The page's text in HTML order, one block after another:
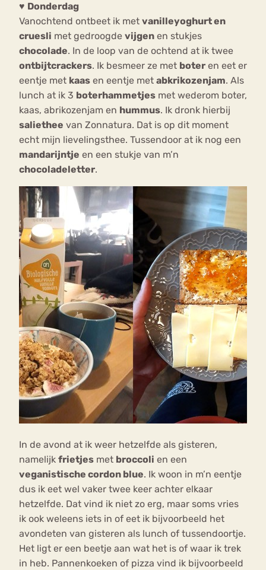
♥ Donderdag
Vanochtend ontbeet ik met vanilleyoghurt en
cruesli met gedroogde vijgen en stukjes
chocolade. In de loop van de ochtend at ik twee
ontbijtcrackers. Ik besmeer ze met boter en eet er
eentje met kaas en eentje met abkrikozenjam. Als
lunch at ik 3 boterhammetjes met wederom boter,
kaas, abrikozenjam en hummus. Ik dronk hierbij
saliethee van Zonnatura. Dat is op dit moment
echt mijn lievelingsthee. Tussendoor at ik nog een
mandarijntje en een stukje van m’n
chocoladeletter.
In de avond at ik weer hetzelfde als gisteren,
namelijk frietjes met broccoli en een
veganistische cordon blue. Ik woon in m’n eentje
dus ik eet wel vaker twee keer achter elkaar
hetzelfde. Dat vind ik niet zo erg, maar soms vries
ik ook weleens iets in of eet ik bijvoorbeeld het
avondeten van gisteren als lunch of tussendoortje.
Het ligt er een beetje aan wat het is of waar ik trek
in heb. Pannenkoeken of pizza vind ik bijvoorbeeld